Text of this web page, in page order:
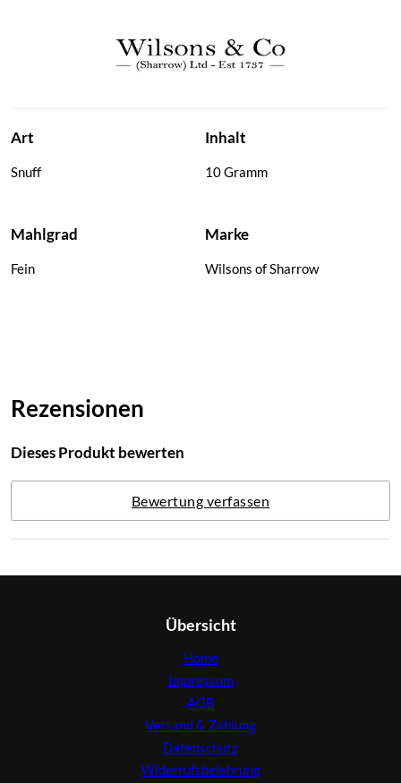
Art
Snuff
Inhalt
10 Gramm
Mahlgrad
Fein
Marke
Wilsons of Sharrow
Rezensionen
Dieses Produkt bewerten
Bewertung verfassen
Übersicht
Home
Impressum
AGB
Versand & Zahlung
Datenschutz
Widerrufsbelehrung